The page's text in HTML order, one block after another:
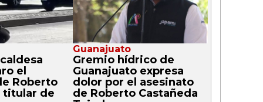
el
Roberto
titular de
Guanajuato
Gremio hídrico de
Guanajuato expresa
dolor por el asesinato
de Roberto Castañeda